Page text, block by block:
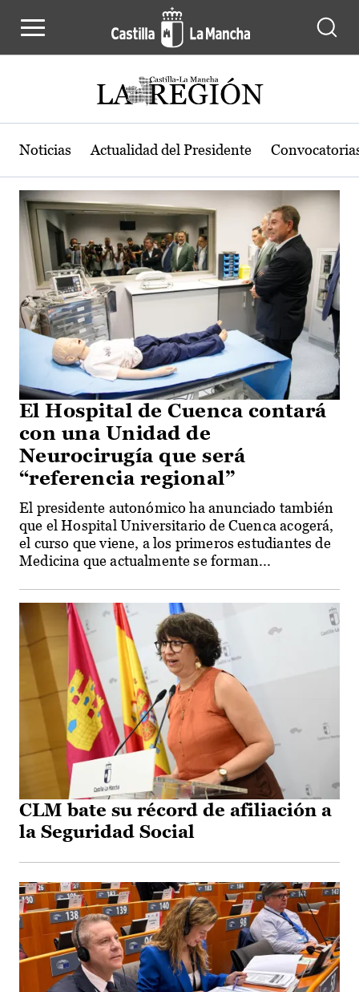
Actualidad de la región de Castilla-
Noticias Actualidad del Presidente
El Hospital de Cuenca contará
con una Unidad de
Neurocirugía que será
“referencia regional”
El presidente autonómico ha anunciado también
que el Hospital Universitario de Cuenca acogerá,
el curso que viene, a los primeros estudiantes de
Medicina que actualmente se forman...
CLM bate su récord de afiliación a
la Seguridad Social